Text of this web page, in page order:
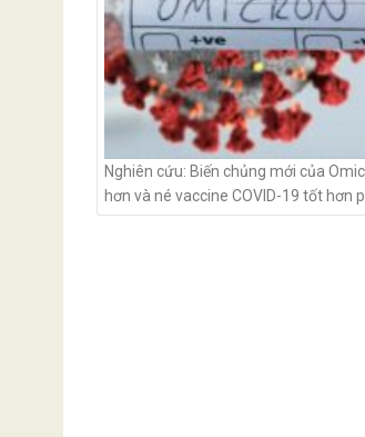
Nghiên cứu: Biến chủng mới của
hơn và né vaccine COVID-19 tốt hơn